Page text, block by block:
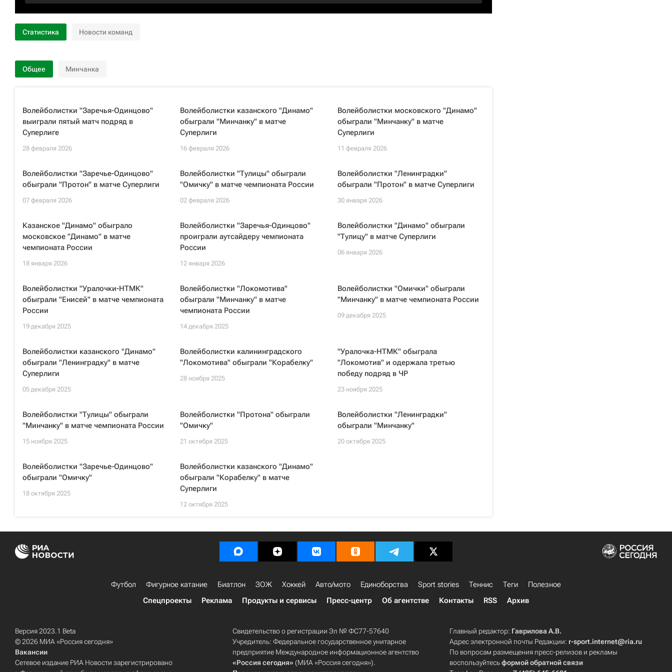
Статистика Новости команд
Общее Минчанка
Волейболистки "Заречья-Одинцово"
выиграли пятый матч подряд в
Суперлиге
28 февраля 2026
Волейболистки казанского "Динамо"
обыграли "Минчанку" в матче
Суперлиги
16 февраля 2026
Волейболистки московского "Динамо"
обыграли "Минчанку" в матче
Суперлиги
11 февраля 2026
Волейболистки "Заречье-Одинцово"
обыграли "Протон" в матче Суперлиги
07 февраля 2026
Волейболистки "Тулицы" обыграли
"Омичку" в матче чемпионата России
02 февраля 2026
Волейболистки "Ленинградки"
обыграли "Протон" в матче Суперлиги
30 января 2026
Казанское "Динамо" обыграло
московское "Динамо" в матче
чемпионата России
18 января 2026
Волейболистки "Заречья-Одинцово"
проиграли аутсайдеру чемпионата
России
12 января 2026
Волейболистки "Динамо" обыграли
"Тулицу" в матче Суперлиги
06 января 2026
Волейболистки "Уралочки-НТМК"
обыграли "Енисей" в матче чемпионата
России
19 декабря 2025
Волейболистки "Локомотива"
обыграли "Минчанку" в матче
чемпионата России
14 декабря 2025
Волейболистки "Омички" обыграли
"Минчанку" в матче чемпионата России
09 декабря 2025
Волейболистки казанского "Динамо"
обыграли "Ленинградку" в матче
Суперлиги
05 декабря 2025
Волейболистки калининградского
"Локомотива" обыграли "Корабелку"
28 ноября 2025
"Уралочка-НТМК" обыграла
"Локомотив" и одержала третью
победу подряд в ЧР
23 ноября 2025
Волейболистки "Тулицы" обыграли
"Минчанку" в матче чемпионата России
15 ноября 2025
Волейболистки "Протона" обыграли
"Омичку"
21 октября 2025
Волейболистки "Ленинградки"
обыграли "Минчанку"
20 октября 2025
Волейболистки "Заречье-Одинцово"
обыграли "Омичку"
18 октября 2025
Волейболистки казанского "Динамо"
обыграли "Корабелку" в матче
Суперлиги
12 октября 2025
Футбол Фигурное катание Биатлон ЗОЖ Хоккей Авто/мото Единоборства Sport stories Теннис Теги
Полезное
Спецпроекты
Реклама Продукты и сервисы Пресс-центр Об агентстве Контакты RSS Архив
Версия 2023.1 Beta
© 2026 МИА «Россия сегодня»
Вакансии
Сетевое издание РИА Новости зарегистрировано
Свидетельство о регистрации Эл № ФС77-57640
Учредитель: Федеральное государственное унитарное
предприятие Международное информационное агентство
«Россия сегодня» (МИА «Россия сегодня»).
Главный редактор: Гаврилова А.В.
Адрес электронной почты Редакции: r-sport.internet@ria.ru
По вопросам размещения пресс-релизов и рекламы
воспользуйтесьформой обратной связи